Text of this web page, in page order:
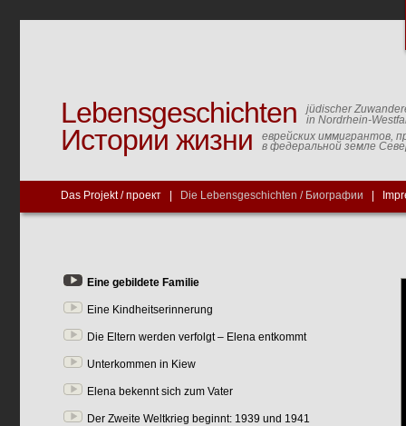
Lebensgeschichten
jüdischer
in Nordrhein-
Истории жизни еврейских иммигрантов,
в федеральной земле
Das Projekt / проект Die Lebensgeschichten / Биографии
Eine gebildete Familie
Eine Kindheitserinnerung
Die Eltern werden verfolgt – Elena entkommt
Unterkommen in Kiew
Elena bekennt sich zum Vater
Der Zweite Weltkrieg beginnt: 1939 und 1941